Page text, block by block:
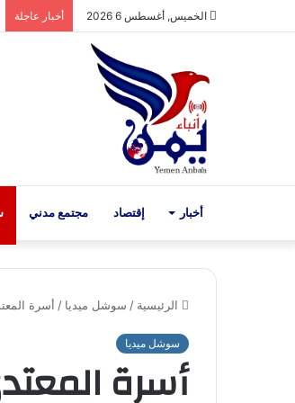
الخميس, أغسطس 6 2026 أخبار عاجلة
أخبار إقتصاد مجتمع مدني
الرئيسية / سوشل ميديا / أسرة
سوشل ميديا
أسرة